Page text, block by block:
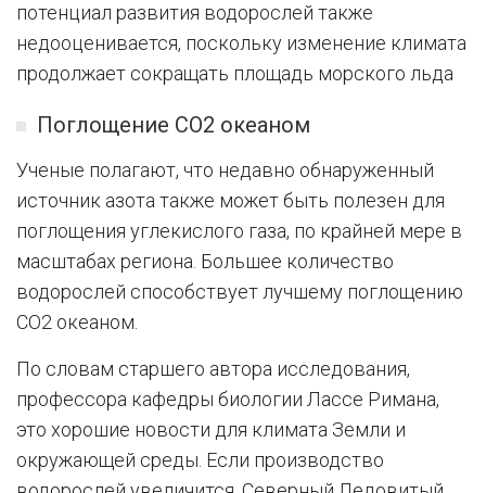
потенциал развития водорослей также
недооценивается, поскольку изменение климата
продолжает сокращать площадь морского льда
Поглощение CO2 океаном
Ученые полагают, что недавно обнаруженный
источник азота также может быть полезен для
поглощения углекислого газа, по крайней мере в
масштабах региона. Большее количество
водорослей способствует лучшему поглощению
CO2 океаном.
По словам старшего автора исследования,
профессора кафедры биологии Лассе Римана,
это хорошие новости для климата Земли и
окружающей среды. Если производство